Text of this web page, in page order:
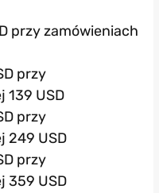
przy zamówieniach
przy
139 USD
przy
249 USD
przy
359 USD